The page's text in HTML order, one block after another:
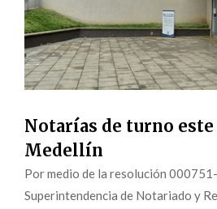
Notarías de turno este
Medellín
Por medio de la resolución
Superintendencia de Notariado y